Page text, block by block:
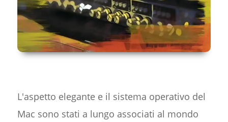
L'aspetto elegante e il sistema operativo del
Mac sono stati a lungo associati al mondo